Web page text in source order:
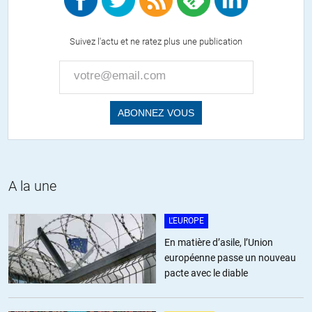
fiches S sont des « français de souche » fraîchement convertis. 25%
Les 75 % restant sont des « 2ième génération ». Il précise que les
fiches S. Donc ce n’est pas la troisième génération qui est une cible
des recruteurs mais la deuxième génération.
par le radicalisme violent.
DocteurGrodois//15.04.2016 à 15h44
Suivez l'actu et ne ratez plus une publication
A la une
L'EUROPE
En matière d’asile, l’Union
européenne passe un nouveau
pacte avec le diable